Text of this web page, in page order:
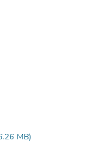
MB)